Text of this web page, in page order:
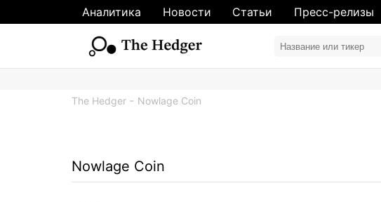
Аналитика Новости Статьи Пресс-релизы
The Hedger Nowlage Coin
Nowlage Coin